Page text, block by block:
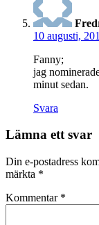
10 augusti,
Fanny;
jag
minut sedan.
Svara
Lämna ett svar
Din e-postadress
märkta *
Kommentar *